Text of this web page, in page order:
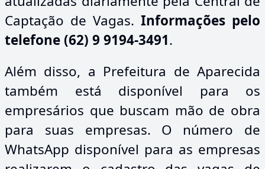
Captação de Vagas. Informações pelo
telefone (62) 9 9194-3491.
Além disso, a Prefeitura de Aparecida
também está disponível para os
empresários que buscam mão de obra
para suas empresas. O número de
WhatsApp disponível para as empresas